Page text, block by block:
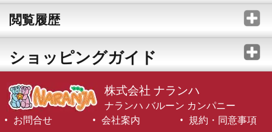
閲覧履歴
ショッピングガイド
株式会社 ナランハ
ナランハ バルーン カンパニー
お問合せ
会社案内
規約・同意事項